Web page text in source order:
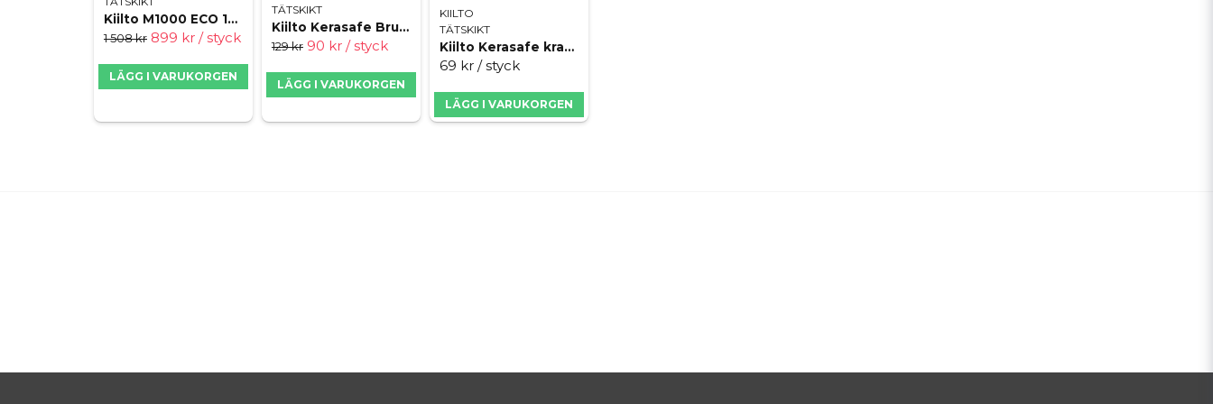
Kiilto M1000 ECO 10L
1 508 kr 899 kr / styck
LÄGG I VARUKORGEN
TÄTSKIKT
Kiilto Kerasafe Brunnsmanschett
129 kr 90 kr / styck
LÄGG I VARUKORGEN
KIILTO
TÄTSKIKT
Kiilto Kerasafe kragmanschetter
69 kr / styck
LÄGG I VARUKORGEN